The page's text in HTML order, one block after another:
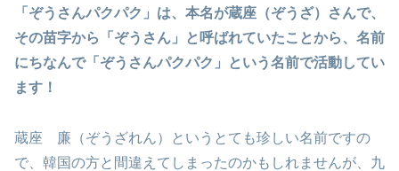
「ぞうさんパクパク」は、本名が蔵座（ぞうざ）さんで、
その苗字から「ぞうさん」と呼ばれていたことから、名前
にちなんで「ぞうさんパクパク」という名前で活動してい
ます！
蔵座 廉（ぞうざれん）というとても珍しい名前ですの
で、韓国の方と間違えてしまったのかもしれませんが、九